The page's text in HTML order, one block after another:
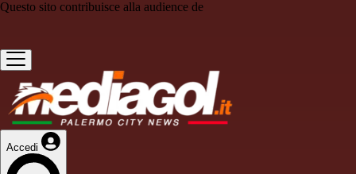
Questo sito contribuisce alla audience de
Accedi